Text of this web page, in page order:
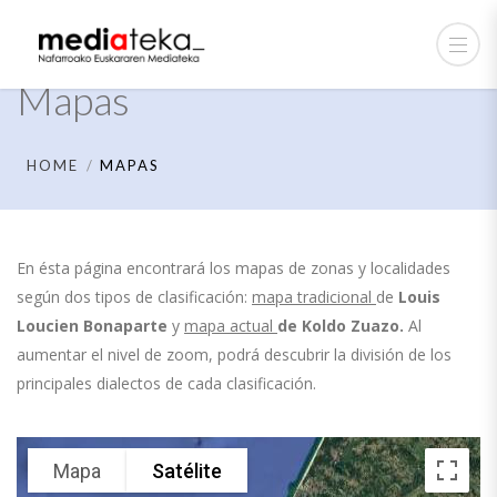
Mapas
HOME MAPAS
En ésta página encontrará los mapas de zonas y localidades
según dos tipos de clasificación: mapa tradicional de Louis
Loucien Bonaparte y mapa actual de Koldo Zuazo. Al
aumentar el nivel de zoom, podrá descubrir la división de los
principales dialectos de cada clasificación.
Mapa Satélite